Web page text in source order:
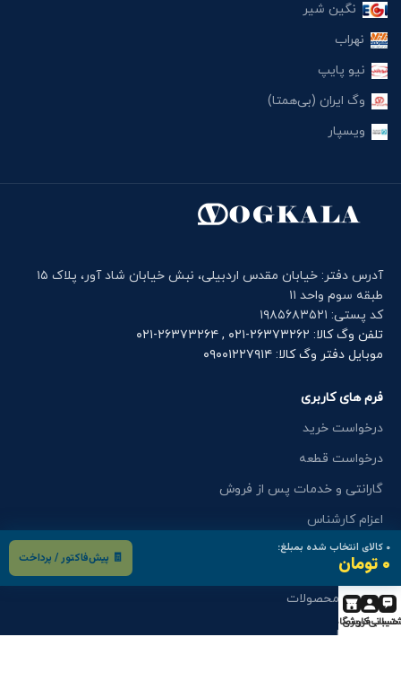
۰ کالای انتخاب شده بمبلغ:
۰ تومان 🧾 پیش‌فاکتور / پرداخت
نگین شیر
نهراب
نیو پایپ
وگ ایران (بی‌همتا)
ویسپار
آدرس دفتر: خیابان مقدس اردبیلی، نبش خیابان شاد آور، پلاک ۱۵
طبقه سوم واحد ۱۱
کد پستی: ۱۹۸۵۶۸۳۵۲۱
تلفن وگ کالا: ۲۶۳۷۳۲۶۲-۰۲۱ , ۲۶۳۷۳۲۶۴-۰۲۱
موبایل دفتر وگ کالا: ۰۹۰۰۱۲۲۷۹۱۴
فرم های کاربری
درخواست خرید
درخواست قطعه
گارانتی و خدمات پس از فروش
اعزام کارشناس
فرم های کاربری
کاتالوگ محصولات
استخدام
حساب کاربری
فروشگاه